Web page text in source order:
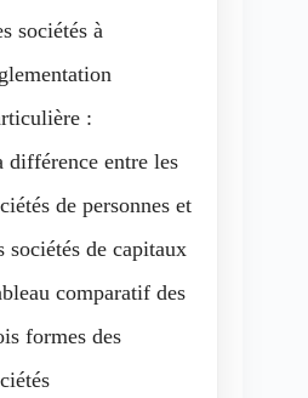
sociétés à
:
différence entre les
de personnes et
sociétés de capitaux
comparatif des
formes des